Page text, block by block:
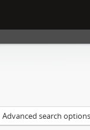
Advanced search options